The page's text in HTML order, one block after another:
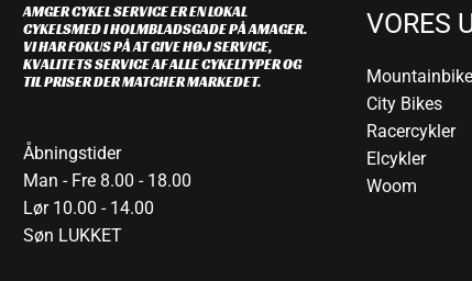
AMGER CYKEL SERVICE ER EN LOKAL
CYKELSMED I HOLMBLADSGADE PÅ AMAGER.
VI HAR FOKUS PÅ AT GIVE HØJ SERVICE,
KVALITETS SERVICE AF ALLE CYKELTYPER OG
TIL PRISER DER MATCHER MARKEDET.
Åbningstider
Man - Fre 8.00 - 18.00
Lør 10.00 - 14.00
Søn LUKKET
VORES
Mountainbike
City Bikes
Racercykler
Elcykler
Woom